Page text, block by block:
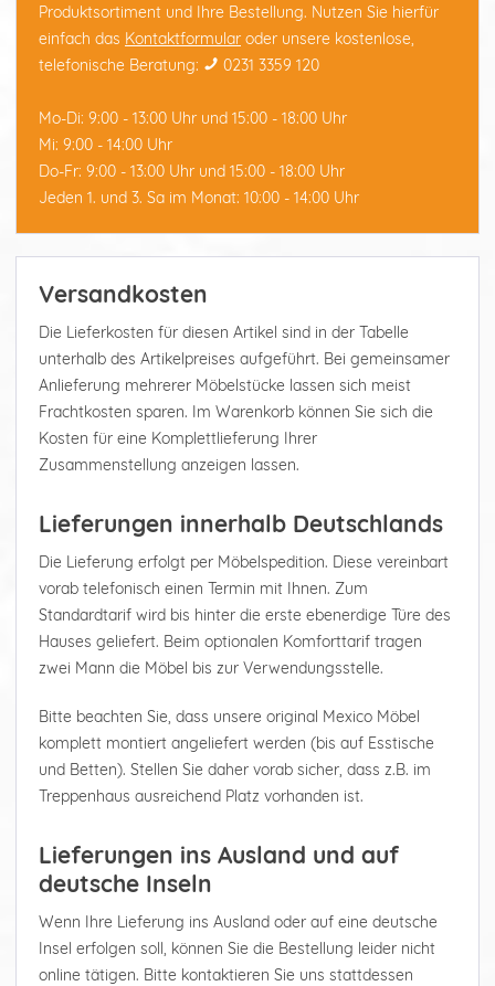
Produktsortiment und Ihre Bestellung. Nutzen Sie hierfür
einfach das Kontaktformular oder unsere kostenlose,
telefonische Beratung:
0231 3359 120
Mo-Di: 9:00 - 13:00 Uhr und 15:00 - 18:00 Uhr
Mi: 9:00 - 14:00 Uhr
Do-Fr: 9:00 - 13:00 Uhr und 15:00 - 18:00 Uhr
Jeden 1. und 3. Sa im Monat: 10:00 - 14:00 Uhr
Versandkosten
Die Lieferkosten für diesen Artikel sind in der Tabelle
unterhalb des Artikelpreises aufgeführt. Bei gemeinsamer
Anlieferung mehrerer Möbelstücke lassen sich meist
Frachtkosten sparen. Im Warenkorb können Sie sich die
Kosten für eine Komplettlieferung Ihrer
Zusammenstellung anzeigen lassen.
Lieferungen innerhalb Deutschlands
Die Lieferung erfolgt per Möbelspedition. Diese vereinbart
vorab telefonisch einen Termin mit Ihnen. Zum
Standardtarif wird bis hinter die erste ebenerdige Türe des
Hauses geliefert. Beim optionalen Komforttarif tragen
zwei Mann die Möbel bis zur Verwendungsstelle.
Bitte beachten Sie, dass unsere original Mexico Möbel
komplett montiert angeliefert werden (bis auf Esstische
und Betten). Stellen Sie daher vorab sicher, dass z.B. im
Treppenhaus ausreichend Platz vorhanden ist.
Lieferungen ins Ausland und auf
deutsche Inseln
Wenn Ihre Lieferung ins Ausland oder auf eine deutsche
Insel erfolgen soll, können Sie die Bestellung leider nicht
online tätigen. Bitte kontaktieren Sie uns stattdessen